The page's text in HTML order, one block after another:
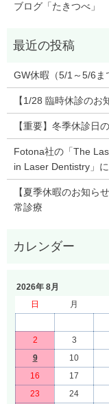
ブログ「たきつべ」
GW休暇（5/1～5/6ま
【1/28 臨時休診のお
【重要】冬季休診日
Fotona社の「The
in Laser Dentistry」
【夏季休暇のお知
常診療
2026年 8月
日
月
2
3
9
10
16
17
23
24